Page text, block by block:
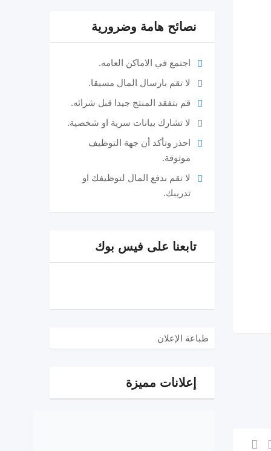
نصائح هامة وضرورية
اجتمع في الاماكن العامه.
لا تقم بارسال المال مسبقا.
قم بتفقد المنتج جيدا قبل شرائه.
لا تشارك بيانات سرية او شخصية.
احذر وتأكد أن جهة التوظيف
موثوقة.
لا تقم بدفع المال لتوظيفك او
تدريبك.
تابعنا على فيس بوك
طباعة الإعلان
إعلانات مميزة